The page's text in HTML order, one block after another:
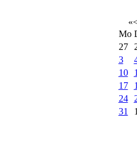
«
Mo
27
3
10
17
24
31
1